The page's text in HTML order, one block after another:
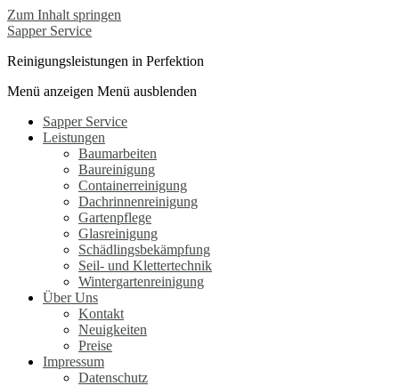
Zum Inhalt springen
Sapper Service
Reinigungsleistungen in Perfektion
Menü anzeigen Menü ausblenden
Sapper Service
Leistungen
Baumarbeiten
Baureinigung
Containerreinigung
Dachrinnenreinigung
Gartenpflege
Glasreinigung
Schädlingsbekämpfung
Seil- und Klettertechnik
Wintergartenreinigung
Über Uns
Kontakt
Neuigkeiten
Preise
Impressum
Datenschutz